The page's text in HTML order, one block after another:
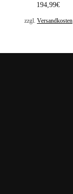
194,99€
zzgl. Versandkosten